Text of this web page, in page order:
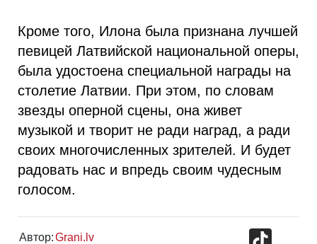
Кроме того, Илона была признана лучшей
певицей Латвийской национальной оперы,
была удостоена специальной награды на
столетие Латвии. При этом, по словам
звезды оперной сцены, она живет
музыкой и творит не ради наград, а ради
своих многочисленных зрителей. И будет
радовать нас и впредь своим чудесным
голосом.
Автор:Grani.lv